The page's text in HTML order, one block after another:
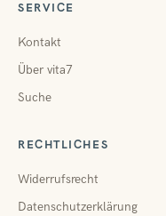
SERVICE
Kontakt
Über vita7
Suche
RECHTLICHES
Widerrufsrecht
Datenschutzerklärung